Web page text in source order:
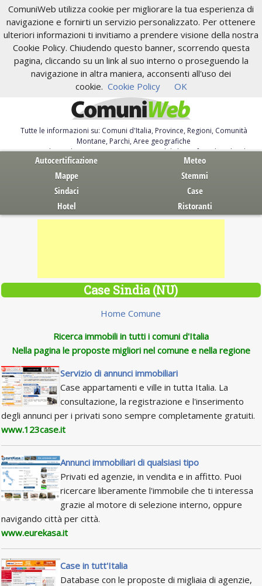
ComuniWeb utilizza cookie per migliorare la tua esperienza di
navigazione e fornirti un servizio personalizzato. Per ottenere
ulteriori informazioni ti invitiamo a prendere visione della nostra
Cookie Policy. Chiudendo questo banner, scorrendo questa
pagina, cliccando su un link al suo interno o proseguendo la
navigazione in altra maniera, acconsenti all'uso dei
cookie. Cookie Policy OK
Tutte le informazioni su: Comuni d'Italia, Province, Regioni, Comunità
Montane, Parchi, Aree geografiche
Servizi al Cittadino. Autocertificazione, moduli, leggi, free download
Autocertificazione
Meteo
Mappe
Stemmi
Sindaci
Case
Hotel
Ristoranti
Case Sindia (NU)
Home Comune
Ricerca immobili in tutti i comuni d'Italia
Nella pagina le proposte migliori nel comune e nella regione
Servizio di annunci immobiliari
Case appartamenti e ville in tutta Italia. La
consultazione, la registrazione e l'inserimento
degli annunci per i privati sono sempre completamente gratuiti.
www.123case.it
Annunci immobiliari di qualsiasi tipo
Privati ed agenzie, in vendita e in affitto. Puoi
ricercare liberamente l'immobile che ti interessa
grazie al motore di selezione interno, oppure
navigando città per città.
www.eurekasa.it
Case in tutt'Italia
Database con le proposte di migliaia di agenzie,